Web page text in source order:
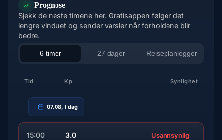
Prognose
Sjekk de neste timene her. Gratisappen følger det
lengre vinduet og sender varsler når forholdene blir
bedre.
6 timer 27 dager Reiseplanlegger
Tid Kp Synlighet
07.08, I dag
15:00 3.0 Usannsynlig